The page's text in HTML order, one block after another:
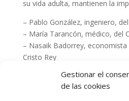
Gestionar el
de las cookies
su vida adulta, mantienen la
– Pablo González, ingeniero,
– María Tarancón, médico, del
– Nasaik Badorrey,
Cristo Rey
Les damos las gracias por ser